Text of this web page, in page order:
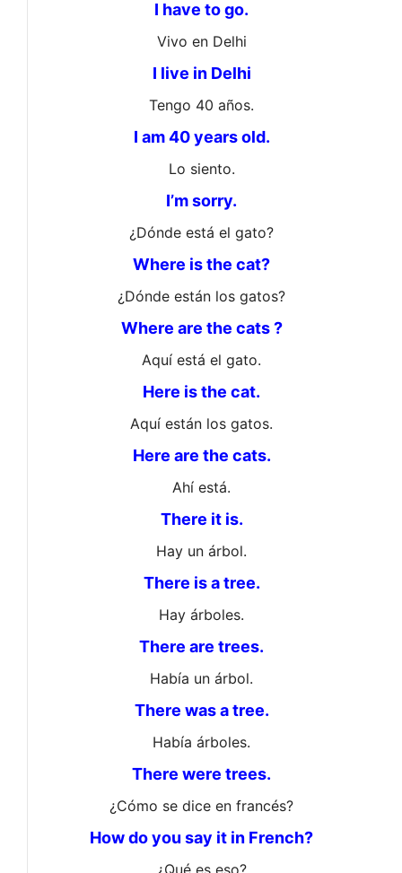
I have to go.
Vivo en Delhi
I live in Delhi
Tengo 40 años.
I am 40 years old.
Lo siento.
I’m sorry.
¿Dónde está el gato?
Where is the cat?
¿Dónde están los gatos?
Where are the cats ?
Aquí está el gato.
Here is the cat.
Aquí están los gatos.
Here are the cats.
Ahí está.
There it is.
Hay un árbol.
There is a tree.
Hay árboles.
There are trees.
Había un árbol.
There was a tree.
Había árboles.
There were trees.
¿Cómo se dice en francés?
How do you say it in French?
¿Qué es eso?